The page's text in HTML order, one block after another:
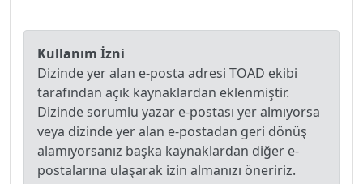
Kullanım İzni
Dizinde yer alan e-posta adresi TOAD ekibi
tarafından açık kaynaklardan eklenmiştir.
Dizinde sorumlu yazar e-postası yer almıyorsa
veya dizinde yer alan e-postadan geri dönüş
alamıyorsanız başka kaynaklardan diğer e-
postalarına ulaşarak izin almanızı öneririz.